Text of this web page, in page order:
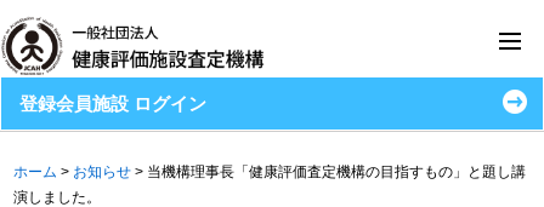
登録会員施設 ログイン
ホーム > お知らせ > 当機構理事長「健康評価査定機構の目指すもの」と題し講
演しました。